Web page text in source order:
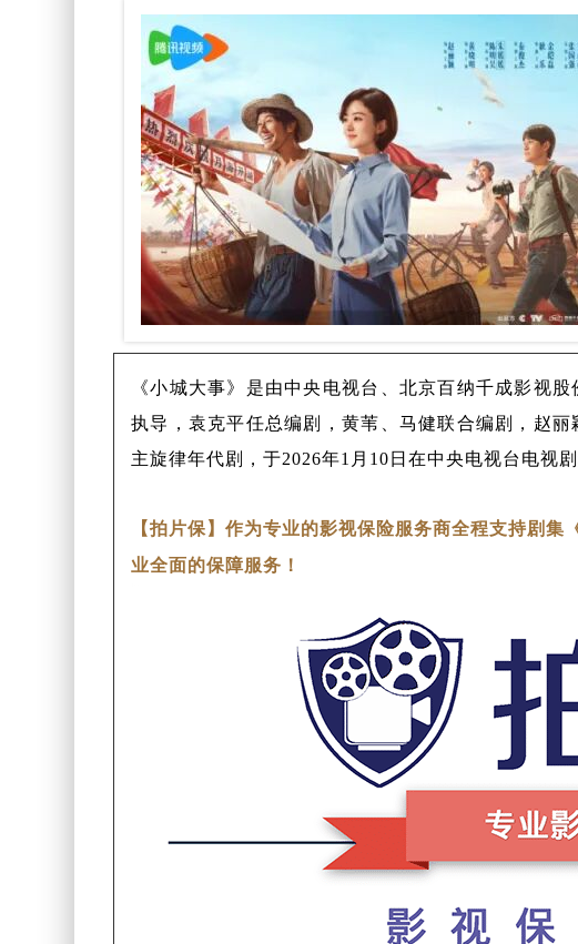
《小城大事》是由中央电视台、北京百纳千成影视
执导，袁克平任总编剧，黄苇、马健联合编剧，赵
主旋律年代剧，于2026年1月10日在中央电视台电视
【拍片保】作为专业的影视保险服务商全程支持剧
业全面的保障服务！